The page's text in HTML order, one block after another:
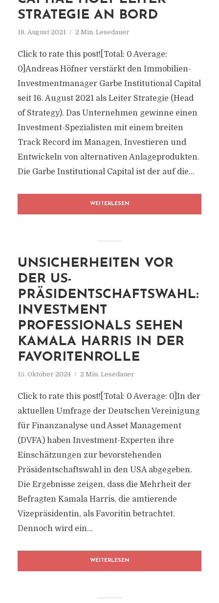
STRATEGIE AN BORD
18. August 2021 2 Min. Lesedauer
Click to rate this post![Total: 0 Average:
0]Andreas Höfner verstärkt den Immobilien-
Investmentmanager Garbe Institutional Capital
seit 16. August 2021 als Leiter Strategie (Head
of Strategy). Das Unternehmen gewinne einen
Investment-Spezialisten mit einem breiten
Track Record im Managen, Investieren und
Entwickeln von alternativen Anlageprodukten.
Die Garbe Institutional Capital ist der auf die...
WEITERLESEN
UNSICHERHEITEN VOR
DER US-
PRÄSIDENTSCHAFTSWAHL:
INVESTMENT
PROFESSIONALS SEHEN
KAMALA HARRIS IN DER
FAVORITENROLLE
15. Oktober 2024 2 Min. Lesedauer
Click to rate this post![Total: 0 Average: 0]In der
aktuellen Umfrage der Deutschen Vereinigung
für Finanzanalyse und Asset Management
(DVFA) haben Investment-Experten ihre
Einschätzungen zur bevorstehenden
Präsidentschaftswahl in den USA abgegeben.
Die Ergebnisse zeigen, dass die Mehrheit der
Befragten Kamala Harris, die amtierende
Vizepräsidentin, als Favoritin betrachtet.
Dennoch wird ein...
WEITERLESEN